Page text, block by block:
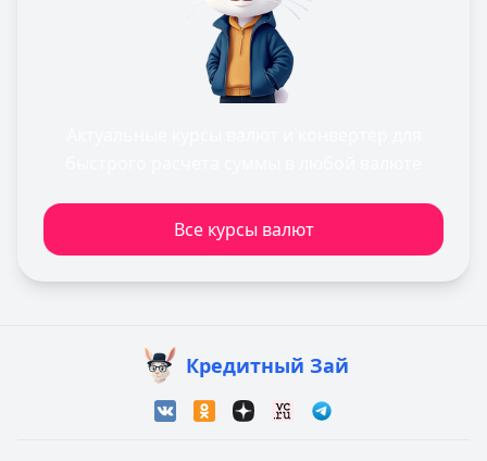
Все курсы валют
Кредитный Зай